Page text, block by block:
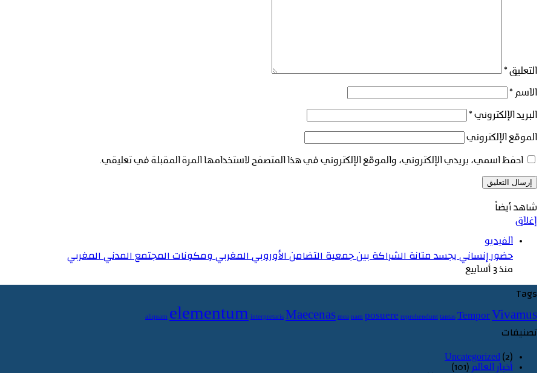
التعليق *
الاسم *
البريد الإلكتروني *
الموقع الإلكتروني
احفظ اسمي، بريدي الإلكتروني، والموقع الإلكتروني في هذا المتصفح لاستخدامها المرة المقبلة في تعليقي.
شاهد أيضاً
إغلاق
الفيديو
حضور إنساني يجسد متانة الشراكة بين جمعية التضامن الأوروبي المغربي ومكونات المجتمع المدني المغربي
منذ 3 أسابيع
Tags
aliquam elementum interpretaris Maecenas mea nam posuere reprehendunt tantas Tempor Vivamus
تصنيفات
Uncategorized (2)
أخبار العالم (101)